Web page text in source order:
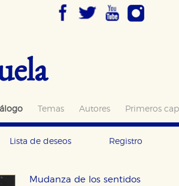
Temas Autores Primeros
Lista de deseos Registro
Mudanza de los sentidos